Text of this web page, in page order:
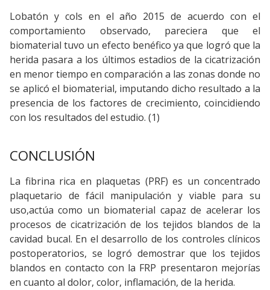
Lobatón y cols en el año 2015 de acuerdo con el
comportamiento observado, pareciera que el
biomaterial tuvo un efecto benéfico ya que logró que la
herida pasara a los últimos estadios de la cicatrización
en menor tiempo en comparación a las zonas donde no
se aplicó el biomaterial, imputando dicho resultado a la
presencia de los factores de crecimiento, coincidiendo
con los resultados del estudio. (1)
CONCLUSIÓN
La fibrina rica en plaquetas (PRF) es un concentrado
plaquetario de fácil manipulación y viable para su
uso,actúa como un biomaterial capaz de acelerar los
procesos de cicatrización de los tejidos blandos de la
cavidad bucal. En el desarrollo de los controles clínicos
postoperatorios, se logró demostrar que los tejidos
blandos en contacto con la FRP presentaron mejorías
en cuanto al dolor, color, inflamación, de la herida.